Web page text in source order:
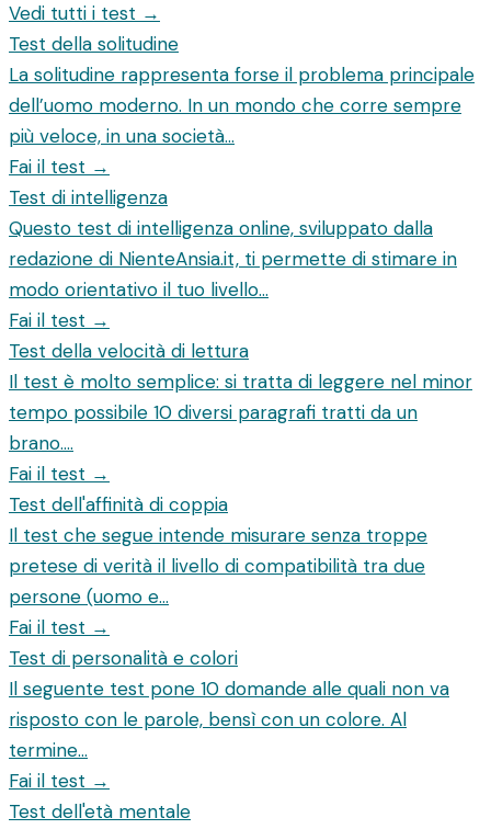
Vedi tutti i test →
Test della solitudine
La solitudine rappresenta forse il problema principale
dell’uomo moderno. In un mondo che corre sempre
più veloce, in una società...
Fai il test →
Test di intelligenza
Questo test di intelligenza online, sviluppato dalla
redazione di NienteAnsia.it, ti permette di stimare in
modo orientativo il tuo livello...
Fai il test →
Test della velocità di lettura
Il test è molto semplice: si tratta di leggere nel minor
tempo possibile 10 diversi paragrafi tratti da un
brano....
Fai il test →
Test dell'affinità di coppia
Il test che segue intende misurare senza troppe
pretese di verità il livello di compatibilità tra due
persone (uomo e...
Fai il test →
Test di personalità e colori
Il seguente test pone 10 domande alle quali non va
risposto con le parole, bensì con un colore. Al
termine...
Fai il test →
Test dell'età mentale